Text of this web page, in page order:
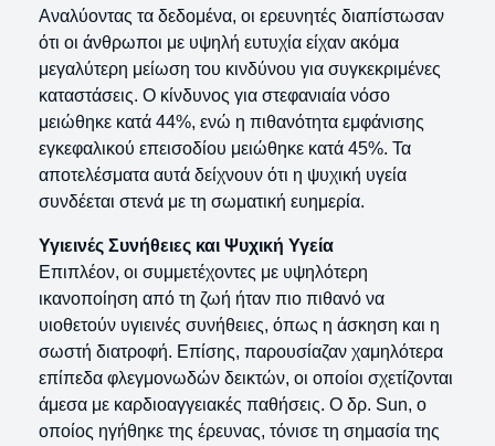
Αναλύοντας τα δεδομένα, οι ερευνητές διαπίστωσαν
ότι οι άνθρωποι με υψηλή ευτυχία είχαν ακόμα
μεγαλύτερη μείωση του κινδύνου για συγκεκριμένες
καταστάσεις. Ο κίνδυνος για στεφανιαία νόσο
μειώθηκε κατά 44%, ενώ η πιθανότητα εμφάνισης
εγκεφαλικού επεισοδίου μειώθηκε κατά 45%. Τα
αποτελέσματα αυτά δείχνουν ότι η ψυχική υγεία
συνδέεται στενά με τη σωματική ευημερία.
Υγιεινές Συνήθειες και Ψυχική Υγεία
Επιπλέον, οι συμμετέχοντες με υψηλότερη
ικανοποίηση από τη ζωή ήταν πιο πιθανό να
υιοθετούν υγιεινές συνήθειες, όπως η άσκηση και η
σωστή διατροφή. Επίσης, παρουσίαζαν χαμηλότερα
επίπεδα φλεγμονωδών δεικτών, οι οποίοι σχετίζονται
άμεσα με καρδιοαγγειακές παθήσεις. Ο δρ. Sun, ο
οποίος ηγήθηκε της έρευνας, τόνισε τη σημασία της